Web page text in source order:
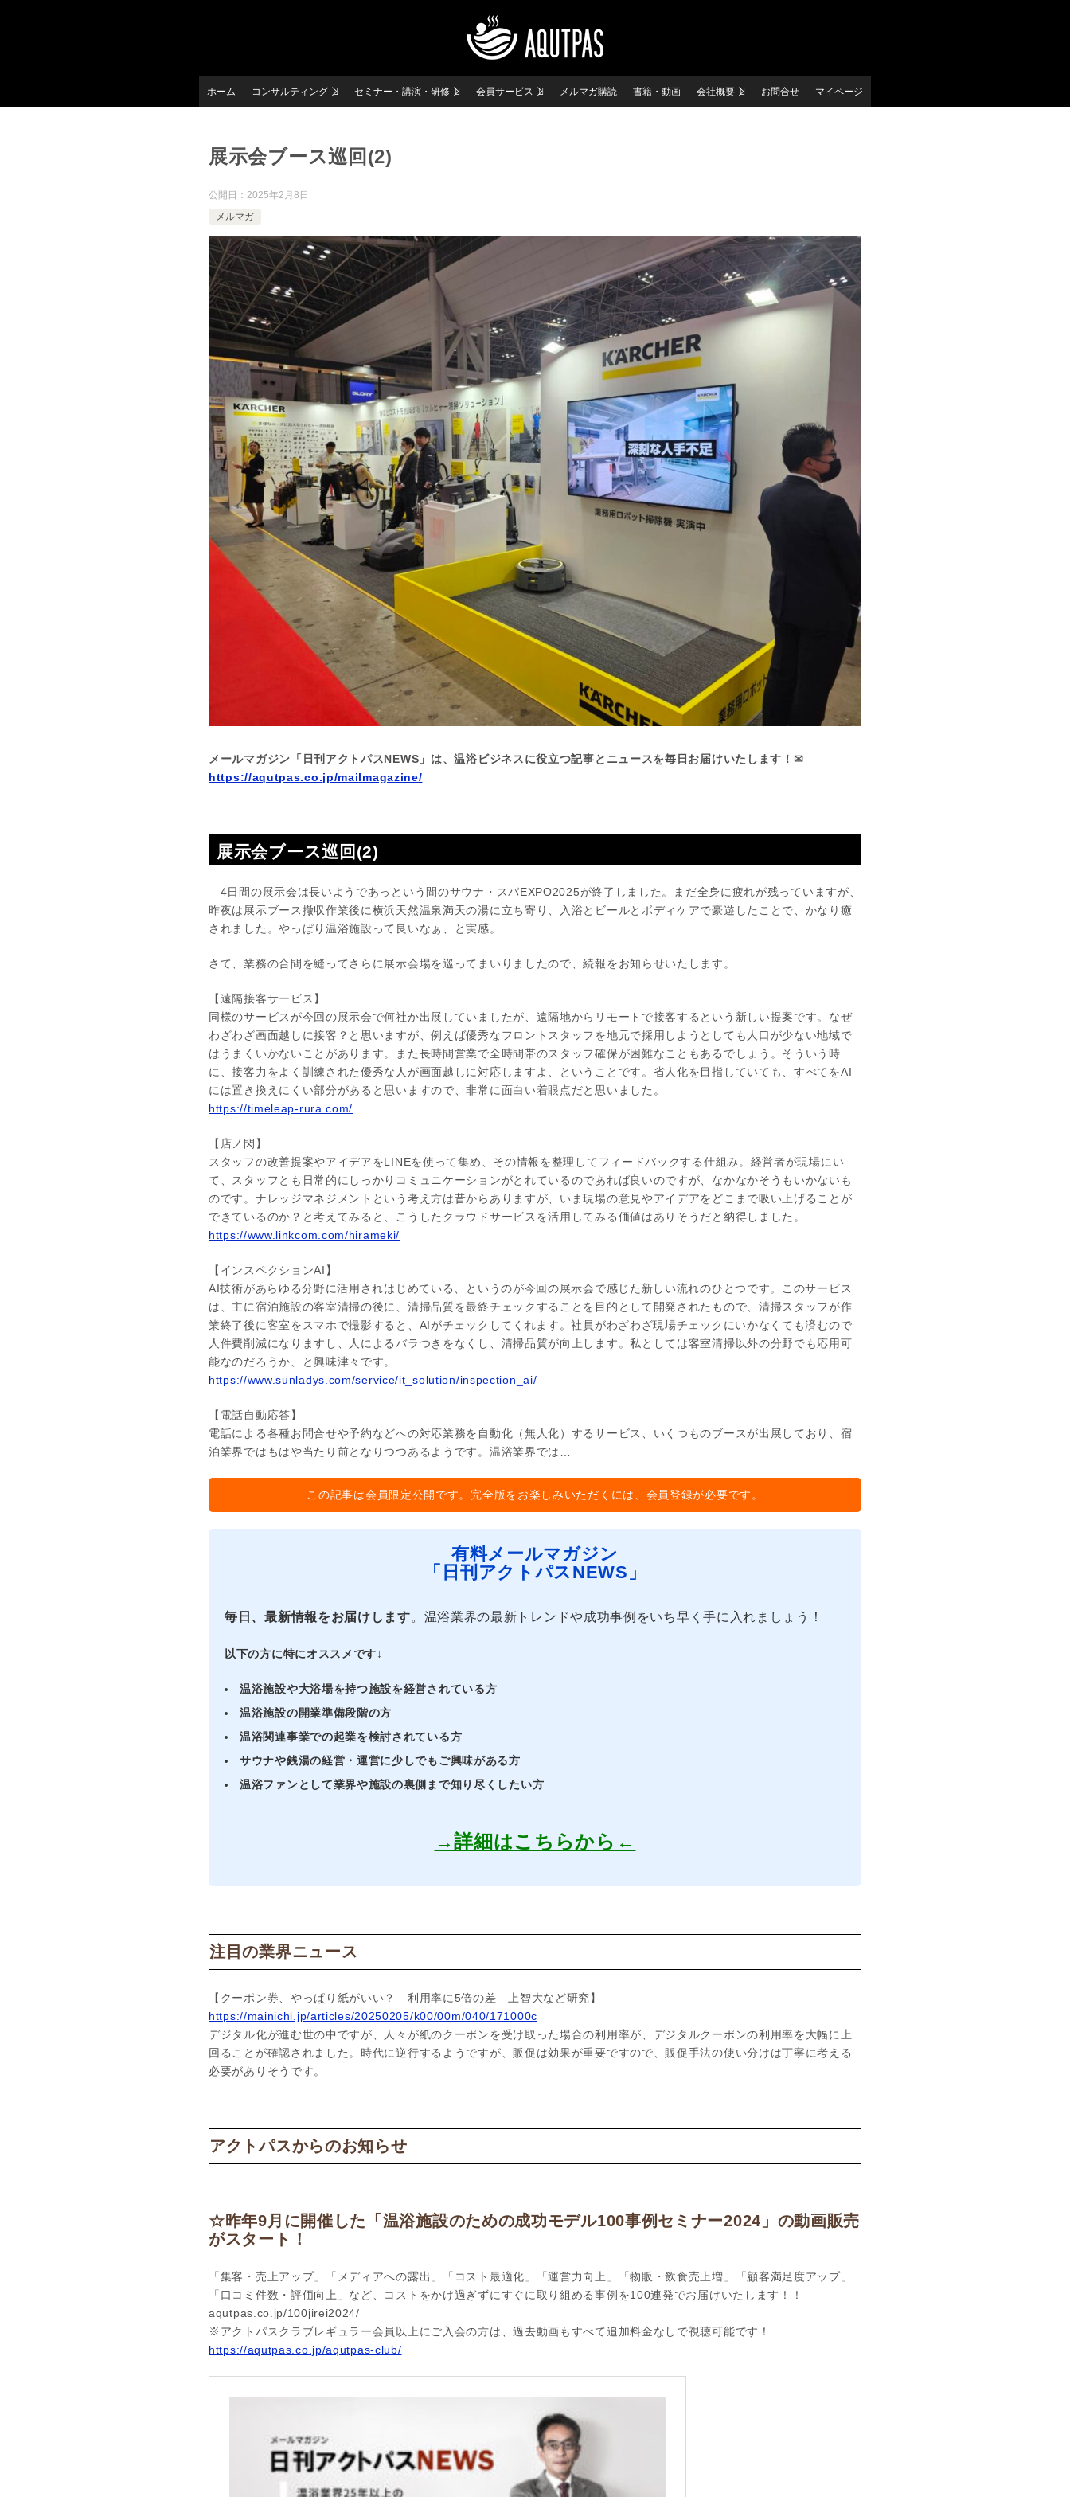
ホーム コンサルティング セミナー・講演・研修 会員サービス メルマガ購読 書籍・動画 会社概要 お問合せ マイページ
展示会ブース巡回(2)
公開日： 2025年2月8日
メルマガ
メールマガジン「日刊アクトパスNEWS」は、温浴ビジネスに役立つ記事とニュースを毎日お届けいたします！✉
https://aqutpas.co.jp/mailmagazine/
展示会ブース巡回(2)
4日間の展示会は長いようであっという間のサウナ・スパEXPO2025が終了しました。まだ全身に疲れが残っていますが、
昨夜は展示ブース撤収作業後に横浜天然温泉満天の湯に立ち寄り、入浴とビールとボディケアで豪遊したことで、かなり癒
されました。やっぱり温浴施設って良いなぁ、と実感。
さて、業務の合間を縫ってさらに展示会場を巡ってまいりましたので、続報をお知らせいたします。
【遠隔接客サービス】
同様のサービスが今回の展示会で何社か出展していましたが、遠隔地からリモートで接客するという新しい提案です。なぜ
わざわざ画面越しに接客？と思いますが、例えば優秀なフロントスタッフを地元で採用しようとしても人口が少ない地域で
はうまくいかないことがあります。また長時間営業で全時間帯のスタッフ確保が困難なこともあるでしょう。そういう時
に、接客力をよく訓練された優秀な人が画面越しに対応しますよ、ということです。省人化を目指していても、すべてをAI
には置き換えにくい部分があると思いますので、非常に面白い着眼点だと思いました。
https://timeleap-rura.com/
【店ノ閃】
スタッフの改善提案やアイデアをLINEを使って集め、その情報を整理してフィードバックする仕組み。経営者が現場にい
て、スタッフとも日常的にしっかりコミュニケーションがとれているのであれば良いのですが、なかなかそうもいかないも
のです。ナレッジマネジメントという考え方は昔からありますが、いま現場の意見やアイデアをどこまで吸い上げることが
できているのか？と考えてみると、こうしたクラウドサービスを活用してみる価値はありそうだと納得しました。
https://www.linkcom.com/hirameki/
【インスペクションAI】
AI技術があらゆる分野に活用されはじめている、というのが今回の展示会で感じた新しい流れのひとつです。このサービス
は、主に宿泊施設の客室清掃の後に、清掃品質を最終チェックすることを目的として開発されたもので、清掃スタッフが作
業終了後に客室をスマホで撮影すると、AIがチェックしてくれます。社員がわざわざ現場チェックにいかなくても済むので
人件費削減になりますし、人によるバラつきをなくし、清掃品質が向上します。私としては客室清掃以外の分野でも応用可
能なのだろうか、と興味津々です。
https://www.sunladys.com/service/it_solution/inspection_ai/
【電話自動応答】
電話による各種お問合せや予約などへの対応業務を自動化（無人化）するサービス、いくつものブースが出展しており、宿
泊業界ではもはや当たり前となりつつあるようです。温浴業界では…
この記事は会員限定公開です。完全版をお楽しみいただくには、会員登録が必要です。
有料メールマガジン
「日刊アクトパスNEWS」
毎日、最新情報をお届けします。温浴業界の最新トレンドや成功事例をいち早く手に入れましょう！
以下の方に特にオススメです↓
温浴施設や大浴場を持つ施設を経営されている方
温浴施設の開業準備段階の方
温浴関連事業での起業を検討されている方
サウナや銭湯の経営・運営に少しでもご興味がある方
温浴ファンとして業界や施設の裏側まで知り尽くしたい方
→詳細はこちらから←
注目の業界ニュース
【クーポン券、やっぱり紙がいい？ 利用率に5倍の差 上智大など研究】
https://mainichi.jp/articles/20250205/k00/00m/040/171000c
デジタル化が進む世の中ですが、人々が紙のクーポンを受け取った場合の利用率が、デジタルクーポンの利用率を大幅に上
回ることが確認されました。時代に逆行するようですが、販促は効果が重要ですので、販促手法の使い分けは丁寧に考える
必要がありそうです。
アクトパスからのお知らせ
☆昨年9月に開催した「温浴施設のための成功モデル100事例セミナー2024」の動画販売
がスタート！
「集客・売上アップ」「メディアへの露出」「コスト最適化」「運営力向上」「物販・飲食売上増」「顧客満足度アップ」
「口コミ件数・評価向上」など、コストをかけ過ぎずにすぐに取り組める事例を100連発でお届けいたします！！
aqutpas.co.jp/100jirei2024/
※アクトパスクラブレギュラー会員以上にご入会の方は、過去動画もすべて追加料金なしで視聴可能です！
https://aqutpas.co.jp/aqutpas-club/